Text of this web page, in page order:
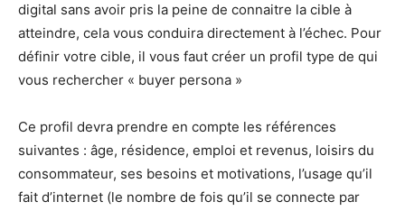
digital sans avoir pris la peine de connaitre la cible à
atteindre, cela vous conduira directement à l’échec. Pour
définir votre cible, il vous faut créer un profil type de qui
vous rechercher « buyer persona »
Ce profil devra prendre en compte les références
suivantes : âge, résidence, emploi et revenus, loisirs du
consommateur, ses besoins et motivations, l’usage qu’il
fait d’internet (le nombre de fois qu’il se connecte par